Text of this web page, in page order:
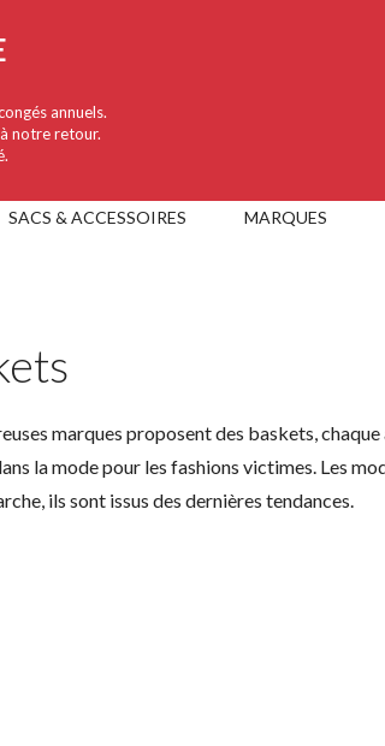
SACS & ACCESSOIRES MARQUES
annuels.
notre retour.
marques proposent des baskets,
la mode pour les fashions victimes. Les
ils sont issus des dernières tendances.